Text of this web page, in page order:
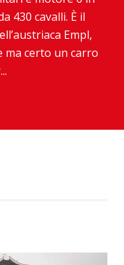
430 cavalli. È il
Empl,
certo un carro